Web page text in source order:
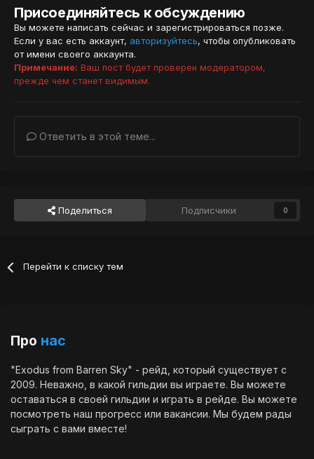
Присоединяйтесь к обсуждению
Вы можете написать сейчас и зарегистрироваться позже.
Если у вас есть аккаунт, авторизуйтесь, чтобы опубликовать
от имени своего аккаунта.
Примечание: Ваш пост будет проверен модератором,
прежде чем станет видимым.
Ответить в этой теме...
Поделиться Подписчики 0
Перейти к списку тем
Про нас
"Exodus from Barren Sky" - рейд, который существует с
2009. Неважно, в какой гильдии вы играете. Вы можете
оставаться в своей гильдии и играть в рейде. Вы можете
посмотреть наш прогресс или вакансии. Мы будем рады
сыграть с вами вместе!